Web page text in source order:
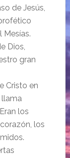
de Jesús,
Dios,
gran
Cristo en
llama
los
los